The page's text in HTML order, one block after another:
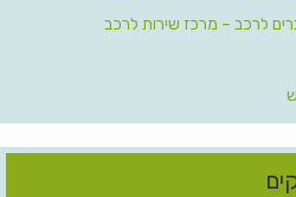
לרכב – מרכז שירות לרכב